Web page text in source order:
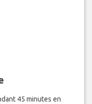
45 minutes en